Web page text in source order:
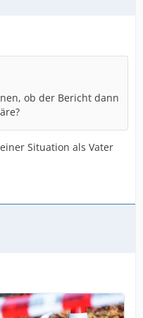
ob der Bericht dann
Situation als Vater